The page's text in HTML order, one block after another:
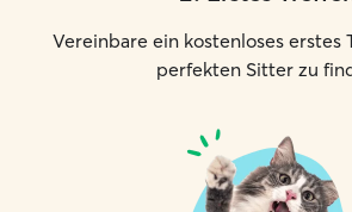
Vereinbare ein kostenloses erstes
perfekten Sitter zu